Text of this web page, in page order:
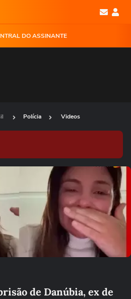
DO ASSINANTE
Polícia Videos
reproduzir o vídeo
novamente
de Danúbia, ex de